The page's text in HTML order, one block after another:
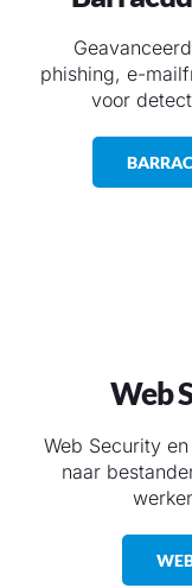
phishing, e-
voor
Web
Web Security
naar